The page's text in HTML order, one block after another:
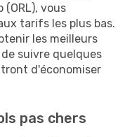
(ORL), vous
tarifs les plus bas.
les meilleurs
suivre quelques
d'économiser
pas chers